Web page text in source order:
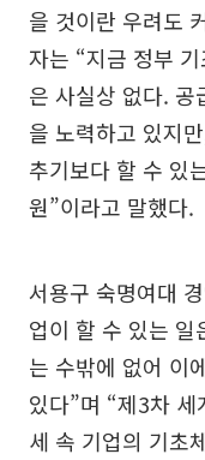
을 것이란 우려도
자는 “지금 정부
은 사실상 없다. 공
을 노력하고 있지
추기보다 할 수 있
원”이라고 말했다.
서용구 숙명여대
업이 할 수 있는 일
는 수밖에 없어 이
있다”며 “제3차
세 속 기업의 기초